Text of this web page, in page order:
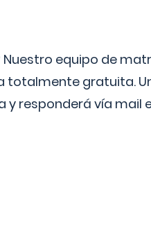
equipo de
totalmente gratuita.
responderá vía mail